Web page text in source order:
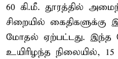
60 கி.மீ. தூரத்தில்
சிறையில்
மோதல் ஏற்பட்டது. இந்த
உயிரிழந்த நிலையில்,